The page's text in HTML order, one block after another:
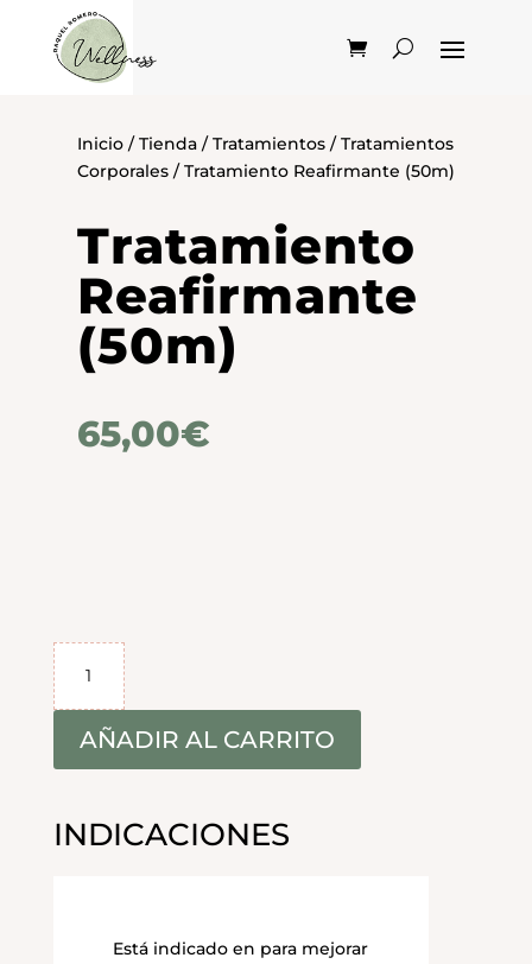
Inicio/Tienda/Tratamientos/Tratamientos
Corporales/ Tratamiento Reafirmante (50m)
Tratamiento
Reafirmante
(50m)
65,00€
Tratamiento
Reafirmante
(50m)
cantidad
AÑADIR AL CARRITO
INDICACIONES
Está indicado en para mejorar